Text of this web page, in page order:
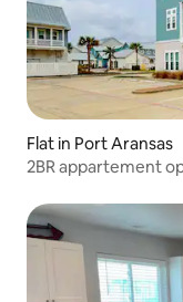
Flat in Port Aransas
2BR appartement